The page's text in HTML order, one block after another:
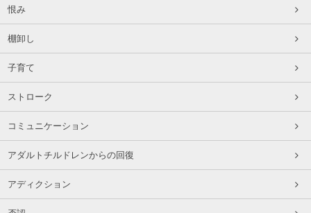
恨み
棚卸し
子育て
ストローク
コミュニケーション
アダルトチルドレンからの回復
アディクション